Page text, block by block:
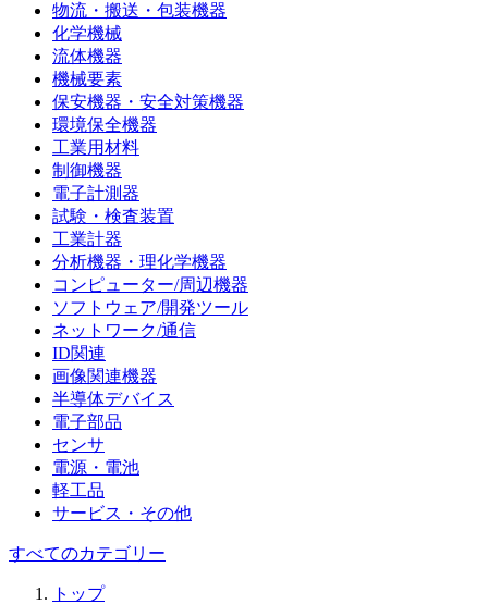
物流・搬送・包装機器
化学機械
流体機器
機械要素
保安機器・安全対策機器
環境保全機器
工業用材料
制御機器
電子計測器
試験・検査装置
工業計器
分析機器・理化学機器
コンピューター/周辺機器
ソフトウェア/開発ツール
ネットワーク/通信
ID関連
画像関連機器
半導体デバイス
電子部品
センサ
電源・電池
軽工品
サービス・その他
すべてのカテゴリー
トップ